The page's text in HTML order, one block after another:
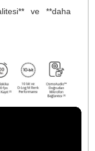
Desteği
M
platformu,
için güçlü